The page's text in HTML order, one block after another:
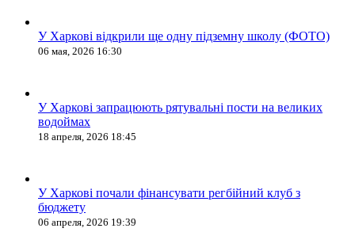
У Харкові відкрили ще одну підземну школу (ФОТО)
06 мая, 2026 16:30
У Харкові запрацюють рятувальні пости на великих
водоймах
18 апреля, 2026 18:45
У Харкові почали фінансувати регбійний клуб з
бюджету
06 апреля, 2026 19:39